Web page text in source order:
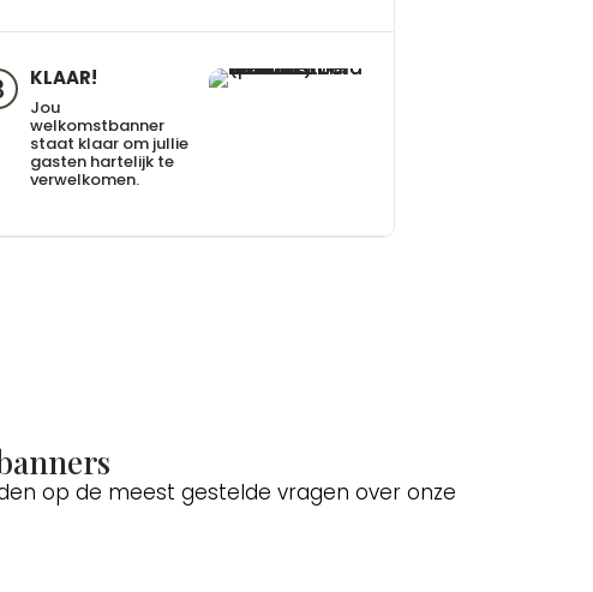
KLAAR!
Jou
welkomstbanner
staat klaar om jullie
gasten hartelijk te
verwelkomen.
op de meest gestelde vragen over onze